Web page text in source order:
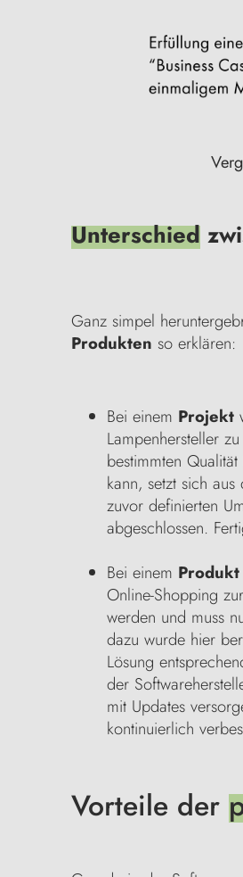
Unterschied
Ganz simpel
Produkten so erklären:
Bei einem Projekt
Lampenhersteller
bestimmten
kann, setzt sich
zuvor definierten
abgeschlossen.
Bei einem Produkt
Online-Shopping
werden und muss
dazu wurde hier
Lösung
der
mit Updates
kontinuierlich
Vorteile der